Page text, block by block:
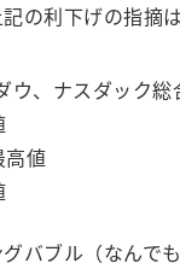
の利下げの指摘
ウ、ナスダック
高値
バブル（なんで